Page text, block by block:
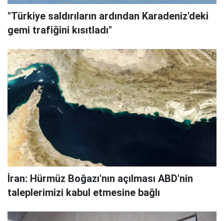
"Türkiye saldırıların ardından Karadeniz'deki
gemi trafiğini kısıtladı"
İran: Hürmüz Boğazı'nın açılması ABD'nin
taleplerimizi kabul etmesine bağlı